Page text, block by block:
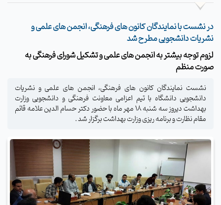
در نشست با نمایندگان کانون های فرهنگی، انجمن های علمی و
نشریات دانشجویی مطرح شد
لزوم توجه بیشتر به انجمن های علمی و تشکیل شورای فرهنگی به
صورت منظم
نشست نمایندگان کانون های فرهنگی، انجمن های علمی و نشریات
دانشجویی دانشگاه با تیم اعزامی معاونت فرهنگی و دانشجویی وزارت
بهداشت دیروز سه شنبه ۱۸ مهر ماه با حضور دکتر حسام الدین علامه قائم
مقام نظارت و برنامه ریزی وزارت بهداشت برگزار شد .